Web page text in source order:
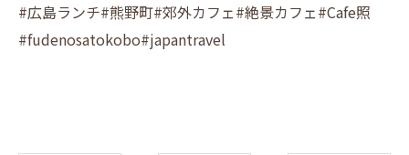
#広島ランチ#熊野町#郊外カフェ#絶景カフェ#Cafe照
#fudenosatokobo#japantravel